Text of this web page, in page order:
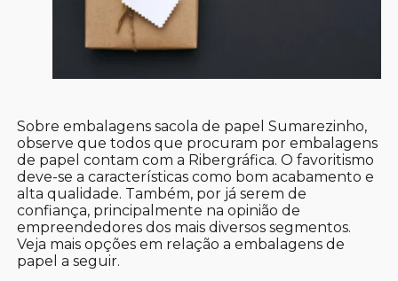
Sobre embalagens sacola de papel Sumarezinho,
observe que todos que procuram por embalagens
de papel contam com a Ribergráfica. O favoritismo
deve-se a características como bom acabamento e
alta qualidade. Também, por já serem de
confiança, principalmente na opinião de
empreendedores dos mais diversos segmentos.
Veja mais opções em relação a embalagens de
papel a seguir.